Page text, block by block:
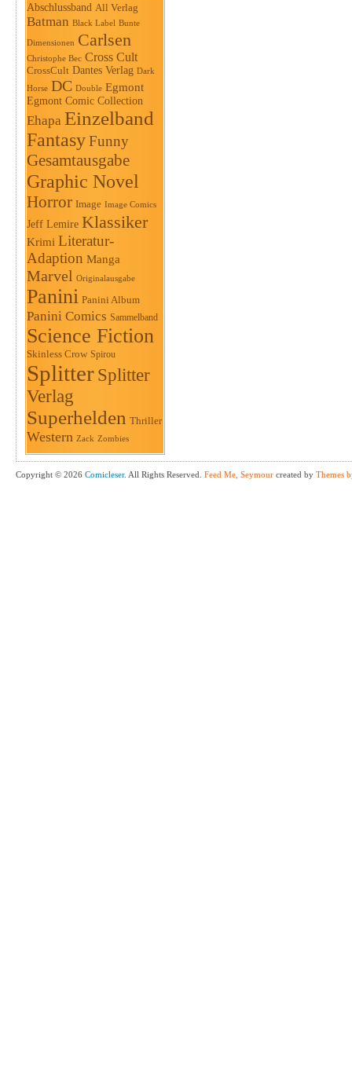
Abschlussband All Verlag
Batman Black Label Bunte
Dimensionen Carlsen
Christophe Bec Cross Cult
CrossCult Dantes Verlag Dark
Horse DC Double Egmont
Egmont Comic Collection
Ehapa Einzelband
FantasyFunny
Gesamtausgabe
Graphic Novel
Horror Image Image Comics
Jeff Lemire Klassiker
Krimi Literatur-
Adaption Manga
Marvel Originalausgabe
Panini Panini Album
Panini Comics Sammelband
Science Fiction
Skinless Crow Spirou
Splitter Splitter
Verlag
Superhelden Thriller
Western Zack Zombies
Copyright © 2026 Comicleser. All Rights Reserved. Feed Me, Seymour created by Themes